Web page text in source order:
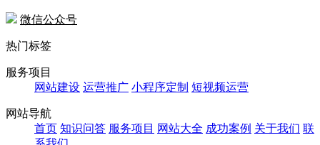
微信公众号
热门标签
服务项目
网站建设 运营推广 小程序定制 短视频运营
网站导航
首页 知识问答 服务项目 网站大全 成功案例 关于我们 联